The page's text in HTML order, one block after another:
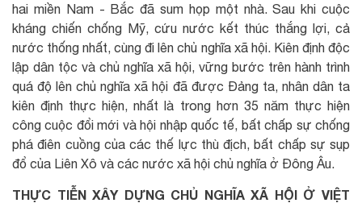
hai miền Nam - Bắc đã sum họp một nhà. Sau khi cuộc
kháng chiến chống Mỹ, cứu nước kết thúc thắng lợi, cả
nước thống nhất, cùng đi lên chủ nghĩa xã hội. Kiên định độc
lập dân tộc và chủ nghĩa xã hội, vững bước trên hành trình
quá độ lên chủ nghĩa xã hội đã được Đảng ta, nhân dân ta
kiên định thực hiện, nhất là trong hơn 35 năm thực hiện
công cuộc đổi mới và hội nhập quốc tế, bất chấp sự chống
phá điên cuồng của các thế lực thù địch, bất chấp sự sụp
đổ của Liên Xô và các nước xã hội chủ nghĩa ở Đông Âu.
THỰC TIỄN XÂY DỰNG CHỦ NGHĨA XÃ HỘI Ở VIỆT